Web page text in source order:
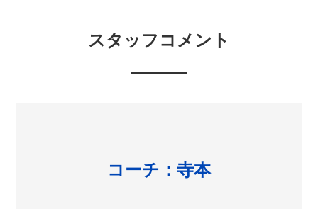
スタッフコメント
コーチ：寺本